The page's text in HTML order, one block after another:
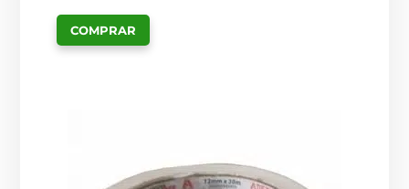
COMPRAR